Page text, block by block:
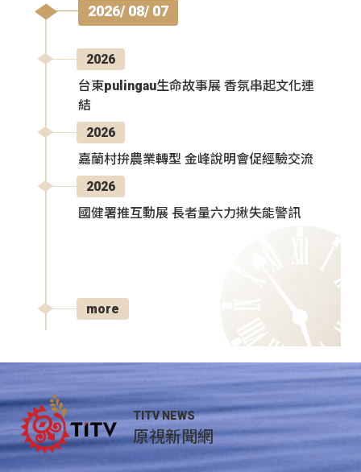
2026/ 08/ 07
2026
台東pulingau生命故事展 香氛串起文化連
結
2026
嘉蘭村拚農業轉型 金峰說明會促經驗交流
2026
國健署推互動展 長者量六力揪失能警訊
more
TITV NEWS
原視新聞網